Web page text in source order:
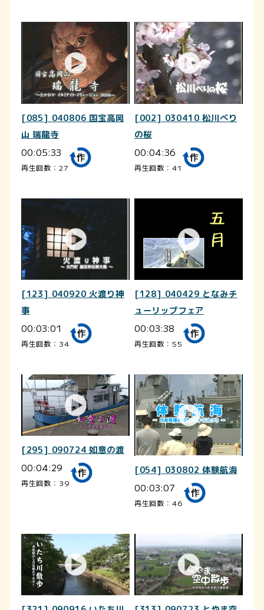
[085] 040806 国宝高岡
山 瑞龍寺
00:05:33
再生回数：27
[002] 030410 松川べり
の桜
00:04:36
再生回数：41
[123] 040920 火渡り神
事
00:03:01
再生回数：34
[128] 040429 となみチ
ューリップフェア
00:03:38
再生回数：55
[295] 090724 如意の渡
00:04:29
再生回数：39
[054] 030802 体験航海
00:03:07
再生回数：46